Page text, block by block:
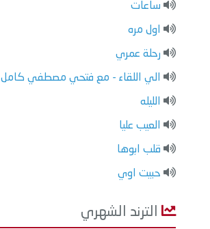
ساعات
اول مره
رحلة عمري
الي اللقاء - مع فتحي مصطفي كامل
الليله
العيب عليا
قلب ابوها
حبيت اوي
الترند الشهري